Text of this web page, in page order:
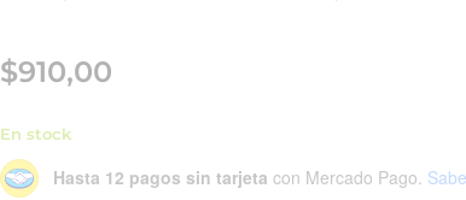
$910,00
En stock
Hasta 12 pagos sin tarjeta con Mercado Pago.